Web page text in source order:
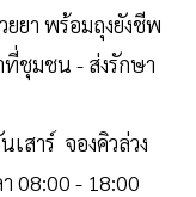
ยยา พร้อมถุงยังชีพ
ชุมชน - ส่งรักษา
สาร์ จองคิวล่วง
08:00 - 18:00